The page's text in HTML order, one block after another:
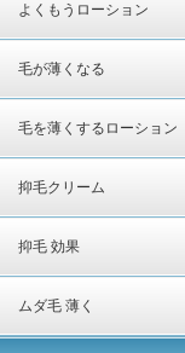
よくもうローション
毛が薄くなる
毛を薄くするローション
抑毛クリーム
抑毛 効果
ムダ毛 薄く